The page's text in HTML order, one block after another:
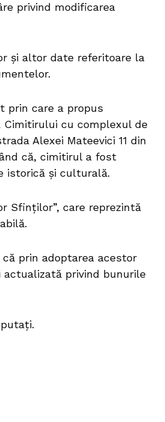
privind modificarea
și altor date referitoare la
prin care a propus
cu complexul de
Alexei Mateevici 11 din
că, cimitirul a fost
istorică și culturală.
Sfinților”, care reprezintă
prin adoptarea acestor
privind bunurile